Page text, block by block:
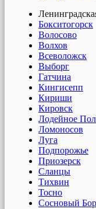
Бокситогорск
Волосово
Волхов
Всеволожск
Выборг
Гатчина
Кингисепп
Кириши
Кировск
Лодейное
Ломоносов
Луга
Подпорожье
Приозерск
Сланцы
Тихвин
Тосно
Сосновый Бор